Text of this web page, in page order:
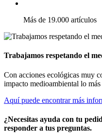
Más de 19.000 artículos
Trabajamos respetando el
Con acciones ecológicas muy
impacto medioambiental lo
Aquí puede encontrar más
¿Necesitas ayuda con tu
responder a tus preguntas.